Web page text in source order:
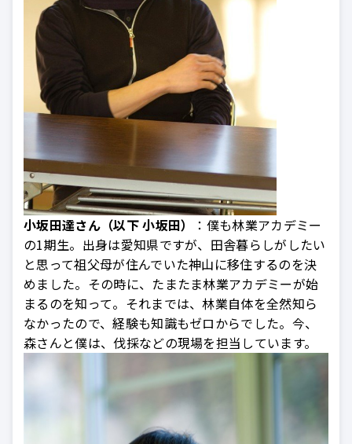
小坂田達さん（以下 小坂田）
：僕も林業アカデミー
の1期生。出身は愛知県ですが、田舎暮らしがしたい
と思って祖父母が住んでいた神山に移住するのを決
めました。その時に、たまたま林業アカデミーが始
まるのを知って。それまでは、林業自体を全然知ら
なかったので、経験も知識もゼロからでした。今、
森さんと僕は、伐採などの現場を担当しています。